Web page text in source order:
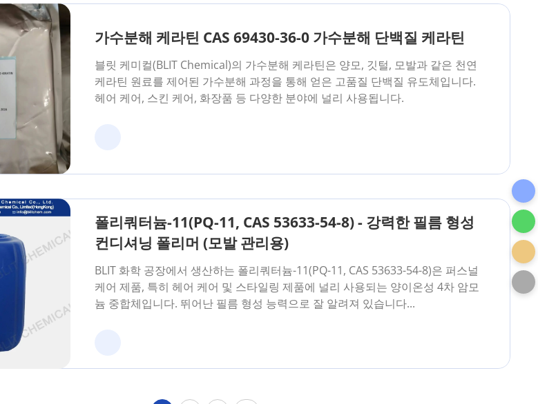
가수분해 케라틴 CAS 69430-36-0 가수분해 단백질 케라틴
블릿 케미컬(BLIT Chemical)의 가수분해 케라틴은 양모, 깃털, 모발과 같은 천연
케라틴 원료를 제어된 가수분해 과정을 통해 얻은 고품질 단백질 유도체입니다.
헤어 케어, 스킨 케어, 화장품 등 다양한 분야에 널리 사용됩니다.
폴리쿼터늄-11(PQ-11, CAS 53633-54-8) - 강력한 필름 형성
컨디셔닝 폴리머 (모발 관리용)
BLIT 화학 공장에서 생산하는 폴리쿼터늄-11(PQ-11, CAS 53633-54-8)은 퍼스널
케어 제품, 특히 헤어 케어 및 스타일링 제품에 널리 사용되는 양이온성 4차 암모
늄 중합체입니다. 뛰어난 필름 형성 능력으로 잘 알려져 있습니다...